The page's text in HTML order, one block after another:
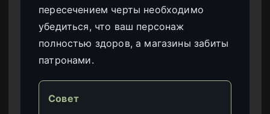
пересечением черты необходимо
убедиться, что ваш персонаж
полностью здоров, а магазины забиты
патронами.
Совет